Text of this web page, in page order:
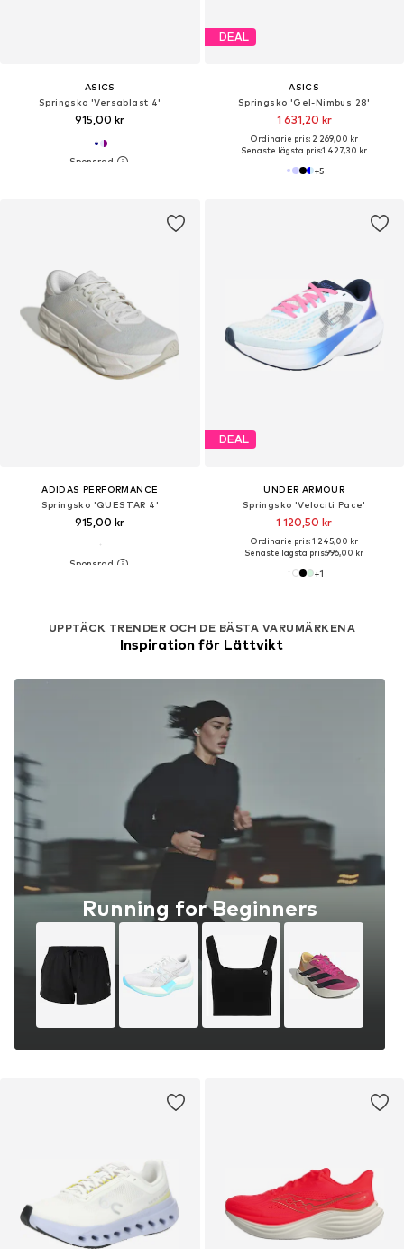
ASICS
Springsko 'Versablast 4'
915,00 kr
DEAL
ASICS
Springsko 'Gel-Nimbus 28'
1 631,20 kr
Ordinarie pris: 2 269,00 kr
Senaste lägsta pris:1 427,30 kr
+5
ADIDAS PERFORMANCE
Springsko 'QUESTAR 4'
915,00 kr
UPPTÄCK TRENDER OCH DE BÄSTA VARUMÄRKENA
Inspiration för Lättvikt
Running for Beginners
DEAL
UNDER ARMOUR
Springsko 'Velociti Pace'
1 120,50 kr
Ordinarie pris: 1 245,00 kr
Senaste lägsta pris:996,00 kr
+1